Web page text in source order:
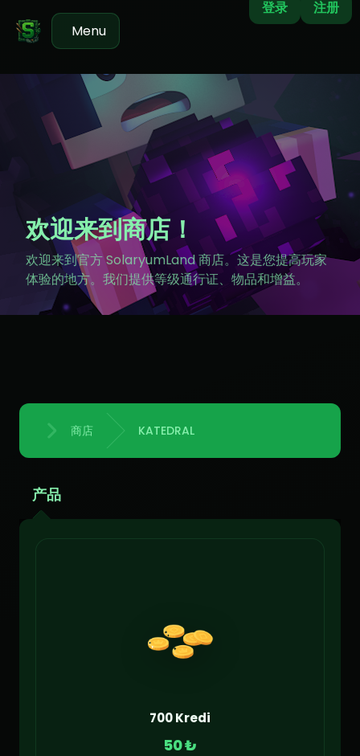
登录
注册
Menu
欢迎来到商店！
欢迎来到官方 SolaryumLand 商店。这是您提高玩家
体验的地方。我们提供等级通行证、物品和增益。
首页 商店 KATEDRAL
产品
700 Kredi
50 ₺